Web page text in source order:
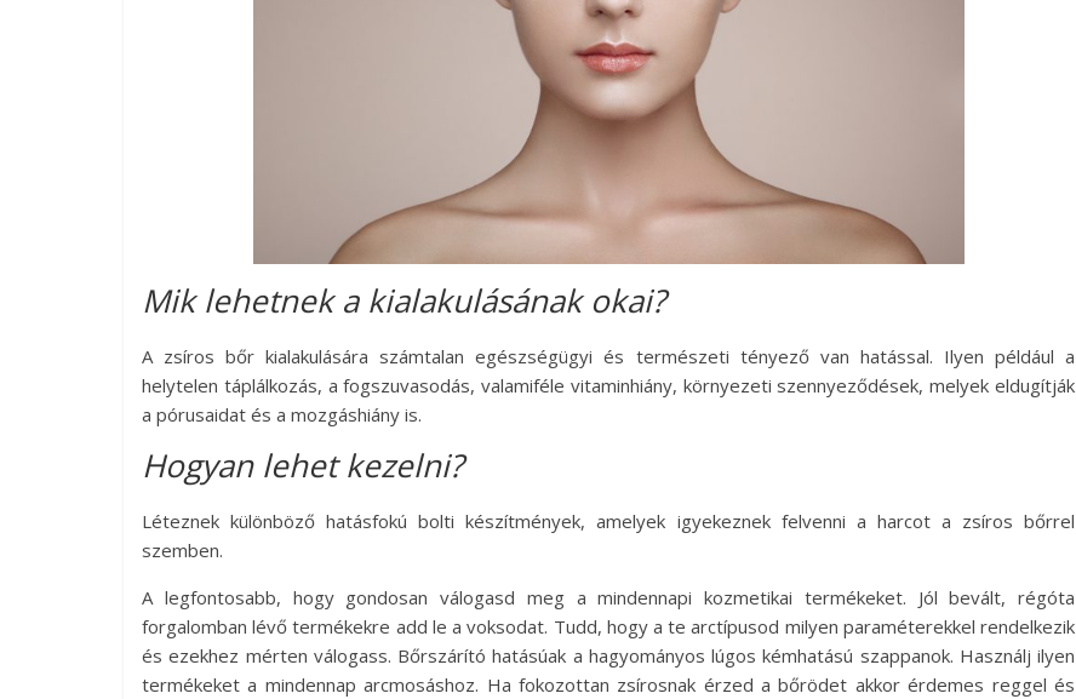
Mik lehetnek a kialakulásának okai?
A zsíros bőr kialakulására számtalan egészségügyi és természeti tényező van hatással. Ilyen például a
helytelen táplálkozás, a fogszuvasodás, valamiféle vitaminhiány, környezeti szennyeződések, melyek eldugítják
a pórusaidat és a mozgáshiány is.
Hogyan lehet kezelni?
Léteznek különböző hatásfokú bolti készítmények, amelyek igyekeznek felvenni a harcot a zsíros bőrrel
szemben.
A legfontosabb, hogy gondosan válogasd meg a mindennapi kozmetikai termékeket. Jól bevált, régóta
forgalomban lévő termékekre add le a voksodat. Tudd, hogy a te arctípusod milyen paraméterekkel rendelkezik
és ezekhez mérten válogass. Bőrszárító hatásúak a hagyományos lúgos kémhatású szappanok. Használj ilyen
termékeket a mindennap arcmosáshoz. Ha fokozottan zsírosnak érzed a bőrödet akkor érdemes reggel és